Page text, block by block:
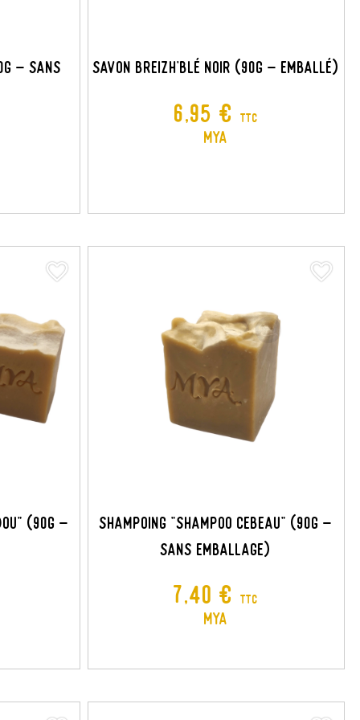
×
- Sans
Savon Breizh'Blé Noir (90G - Emballé)
Prix
6,95 € TTC
MYA
(90G -
favorite_border
SHAMPOING "SHAMPOO CEBEAU" (90G -
Sans Emballage)
Prix
7,40 €TTC
MYA
favorite_border